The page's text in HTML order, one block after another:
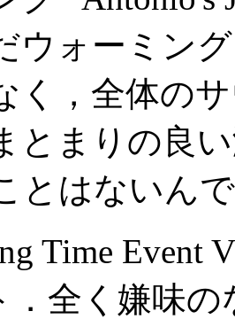
ウォーミン
く，全体の
とまりの良
とはないん
Time Event
．全く嫌味